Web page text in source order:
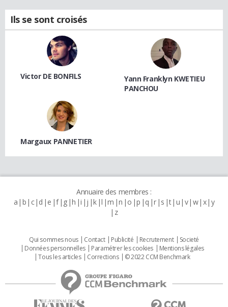
Ils se sont croisés
Victor DE BONFILS
Yann Franklyn KWETIEU
PANCHOU
Margaux PANNETIER
Annuaire des membres :
a b c d e f g h i j k l m n o p q r s t u v w x y
z
Qui sommes nous Contact Publicité Recrutement
Societé
Données personnelles
Paramétrer les cookies
Mentions légales
Tous les articles
Corrections © 2022 CCM Benchmark